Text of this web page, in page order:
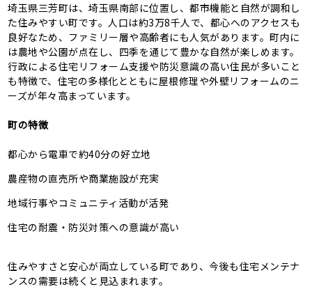
埼玉県三芳町は、埼玉県南部に位置し、都市機能と自然が調和し
た住みやすい町です。人口は約3万8千人で、都心へのアクセスも
良好なため、ファミリー層や高齢者にも人気があります。町内に
は農地や公園が点在し、四季を通じて豊かな自然が楽しめます。
行政による住宅リフォーム支援や防災意識の高い住民が多いこと
も特徴で、住宅の多様化とともに屋根修理や外壁リフォームのニ
ーズが年々高まっています。
町の特徴
都心から電車で約40分の好立地
農産物の直売所や商業施設が充実
地域行事やコミュニティ活動が活発
住宅の耐震・防災対策への意識が高い
住みやすさと安心が両立している町であり、今後も住宅メンテナ
ンスの需要は続くと見込まれます。